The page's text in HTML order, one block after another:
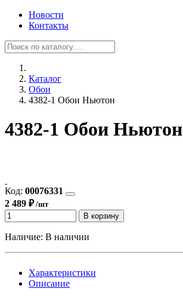
Новости
Контакты
Каталог
Обои
4382-1 Обои Ньютон
4382-1 Обои Ньютон
Код: 00076331
2 489 ₽/шт
В корзину
Наличие: В наличии
Характеристики
Описание